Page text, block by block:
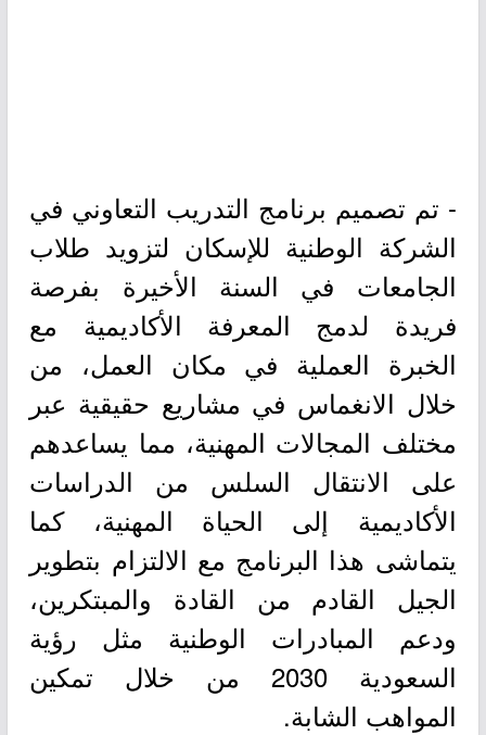
- تم تصميم برنامج التدريب التعاوني في
الشركة الوطنية للإسكان لتزويد طلاب
الجامعات في السنة الأخيرة بفرصة
فريدة لدمج المعرفة الأكاديمية مع
الخبرة العملية في مكان العمل، من
خلال الانغماس في مشاريع حقيقية عبر
مختلف المجالات المهنية، مما يساعدهم
على الانتقال السلس من الدراسات
الأكاديمية إلى الحياة المهنية، كما
يتماشى هذا البرنامج مع الالتزام بتطوير
الجيل القادم من القادة والمبتكرين،
ودعم المبادرات الوطنية مثل رؤية
السعودية 2030 من خلال تمكين
المواهب الشابة.